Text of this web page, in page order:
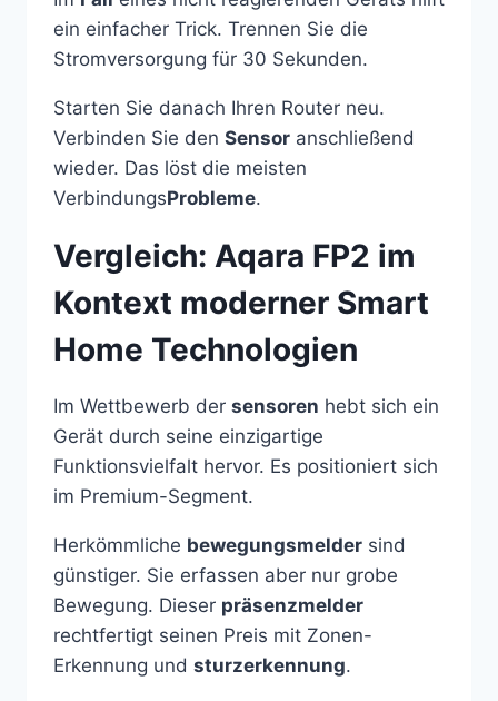
ein einfacher Trick. Trennen Sie die
Stromversorgung für 30 Sekunden.
Starten Sie danach Ihren Router neu.
Verbinden Sie den Sensor anschließend
wieder. Das löst die meisten
VerbindungsProbleme.
Vergleich: Aqara FP2 im
Kontext moderner Smart
Home Technologien
Im Wettbewerb der sensoren hebt sich ein
Gerät durch seine einzigartige
Funktionsvielfalt hervor. Es positioniert sich
im Premium-Segment.
Herkömmliche bewegungsmelder sind
günstiger. Sie erfassen aber nur grobe
Bewegung. Dieser präsenzmelder
rechtfertigt seinen Preis mit Zonen-
Erkennung und sturzerkennung.